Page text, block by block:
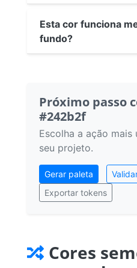
Esta cor funciona
fundo?
Próximo passo
#242b2f
Escolha a ação
seu projeto.
Gerar paleta
Exportar tokens
Cores